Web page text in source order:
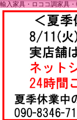
輸入家具・ロココ調家具